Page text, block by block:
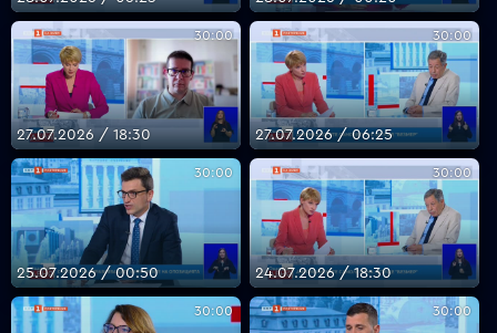
30:00
27.07.2026 / 18:30
30:00
27.07.2026 / 06:25
30:00
25.07.2026 / 00:50
30:00
24.07.2026 / 18:30
30:00 30:00